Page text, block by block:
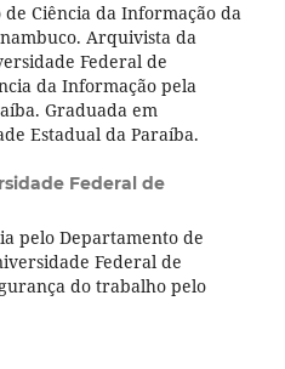
Ciência da Informação da
Arquivista da
Federal de
da Informação pela
Graduada em
Estadual da Paraíba.
Federal de
pelo Departamento de
Federal de
do trabalho pelo